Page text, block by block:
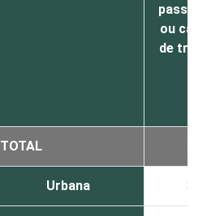
ou
de
TOTAL 31
Urbana 33